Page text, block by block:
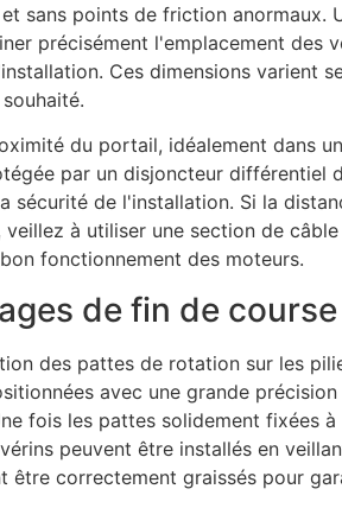
sans points de friction anormaux.
précisément l'emplacement des
Ces dimensions varient
du portail, idéalement dans
par un disjoncteur différentiel
sécurité de l'installation. Si la
à utiliser une section de
fonctionnement des moteurs.
de fin de course
des pattes de rotation sur les
avec une grande
fois les pattes solidement fixées
peuvent être installés en
être correctement graissés pour